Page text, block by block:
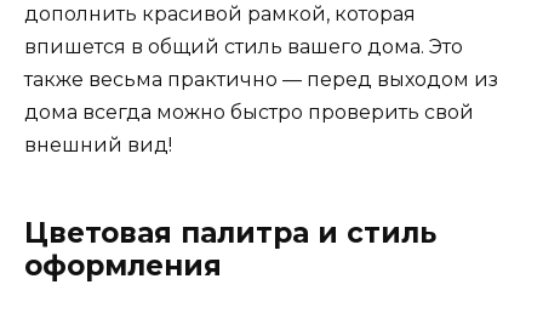
дополнить красивой рамкой, которая
впишется в общий стиль вашего дома. Это
также весьма практично — перед выходом из
дома всегда можно быстро проверить свой
внешний вид!
Цветовая палитра и стиль
оформления